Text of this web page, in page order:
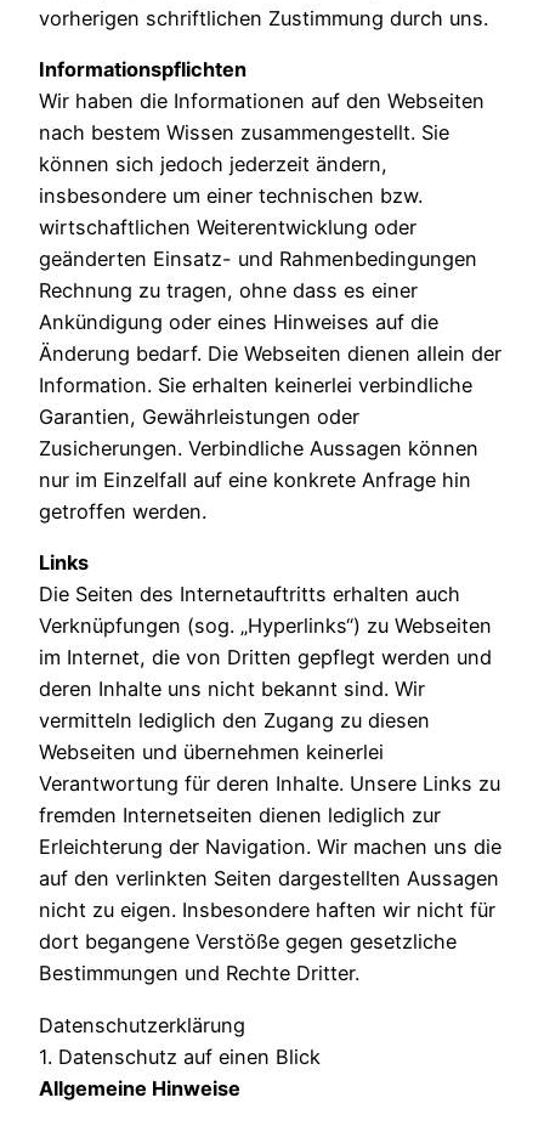
vorherigen schriftlichen Zustimmung durch uns.
Informationspflichten
Wir haben die Informationen auf den Webseiten
nach bestem Wissen zusammengestellt. Sie
können sich jedoch jederzeit ändern,
insbesondere um einer technischen bzw.
wirtschaftlichen Weiterentwicklung oder
geänderten Einsatz- und Rahmenbedingungen
Rechnung zu tragen, ohne dass es einer
Ankündigung oder eines Hinweises auf die
Änderung bedarf. Die Webseiten dienen allein der
Information. Sie erhalten keinerlei verbindliche
Garantien, Gewährleistungen oder
Zusicherungen. Verbindliche Aussagen können
nur im Einzelfall auf eine konkrete Anfrage hin
getroffen werden.
Links
Die Seiten des Internetauftritts erhalten auch
Verknüpfungen (sog. „Hyperlinks“) zu Webseiten
im Internet, die von Dritten gepflegt werden und
deren Inhalte uns nicht bekannt sind. Wir
vermitteln lediglich den Zugang zu diesen
Webseiten und übernehmen keinerlei
Verantwortung für deren Inhalte. Unsere Links zu
fremden Internetseiten dienen lediglich zur
Erleichterung der Navigation. Wir machen uns die
auf den verlinkten Seiten dargestellten Aussagen
nicht zu eigen. Insbesondere haften wir nicht für
dort begangene Verstöße gegen gesetzliche
Bestimmungen und Rechte Dritter.
Datenschutzerklärung
1. Datenschutz auf einen Blick
Allgemeine Hinweise